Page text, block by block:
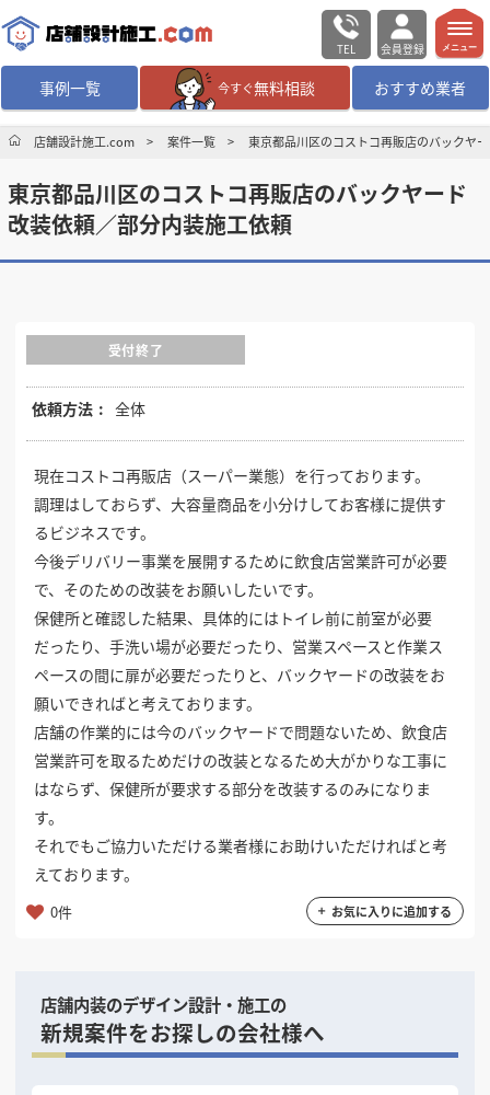
TEL 会員登録
事例一覧 今すぐ無料相談 おすすめ業者
無料相談 ログイン／会員登録
デザイン設計・施工業者を探す
店舗・商業施設の施工事例を探す
店舗設計施工.comとは
掲載希望のデザイン 設計・施工会社様へ
店舗開業・改装をご検討中の方へ
メニュー
店舗設計施工.com 案件一覧 東京都品川区のコストコ再販店のバックヤ
東京都品川区のコストコ再販店のバックヤード
改装依頼／部分内装施工依頼
受付終了
依頼方法 全体
現在コストコ再販店（スーパー業態）を行っております。
調理はしておらず、大容量商品を小分けしてお客様に提供す
るビジネスです。
今後デリバリー事業を展開するために飲食店営業許可が必要
で、そのための改装をお願いしたいです。
保健所と確認した結果、具体的にはトイレ前に前室が必要
だったり、手洗い場が必要だったり、営業スペースと作業ス
ペースの間に扉が必要だったりと、バックヤードの改装をお
願いできればと考えております。
店舗の作業的には今のバックヤードで問題ないため、飲食店
営業許可を取るためだけの改装となるため大がかりな工事に
はならず、保健所が要求する部分を改装するのみになりま
す。
それでもご協力いただける業者様にお助けいただければと考
えております。
0件 お気に入りに追加する
店舗内装のデザイン設計・施工の
新規案件をお探しの会社様へ